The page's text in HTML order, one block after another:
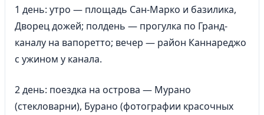
1 день: утро — площадь Сан-Марко и базилика,
Дворец дожей; полдень — прогулка по Гранд-
каналу на вапоретто; вечер — район Каннареджо
с ужином у канала.
2 день: поездка на острова — Мурано
(стекловарни), Бурано (фотографии красочных